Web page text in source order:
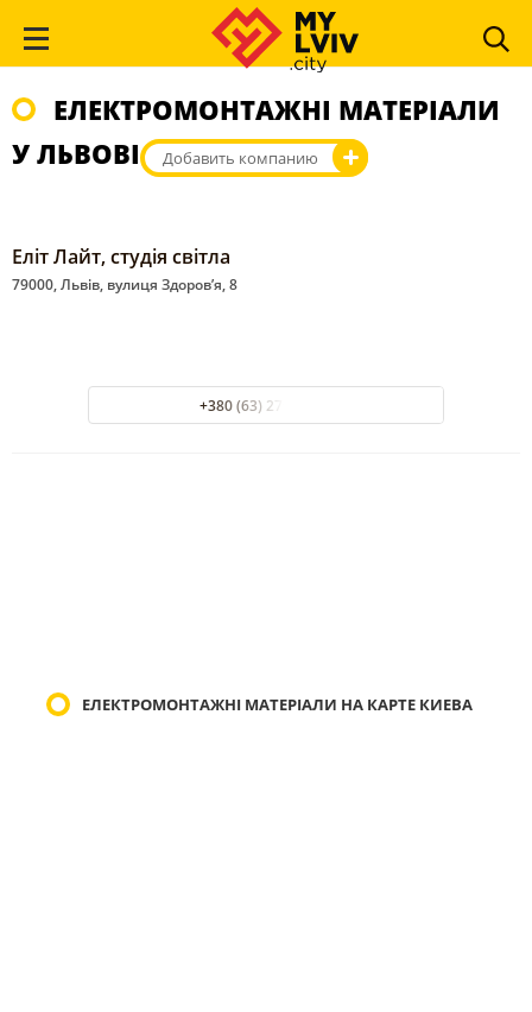
ЕЛЕКТРОМОНТАЖНІ МАТЕРІАЛИ
У ЛЬВОВІ
Добавить компанию
Еліт Лайт, студія світла
79000, Львів, вулиця Здоров’я, 8
+380 (63) 279-68-59
ЕЛЕКТРОМОНТАЖНІ МАТЕРІАЛИ НА КАРТЕ КИЕВА